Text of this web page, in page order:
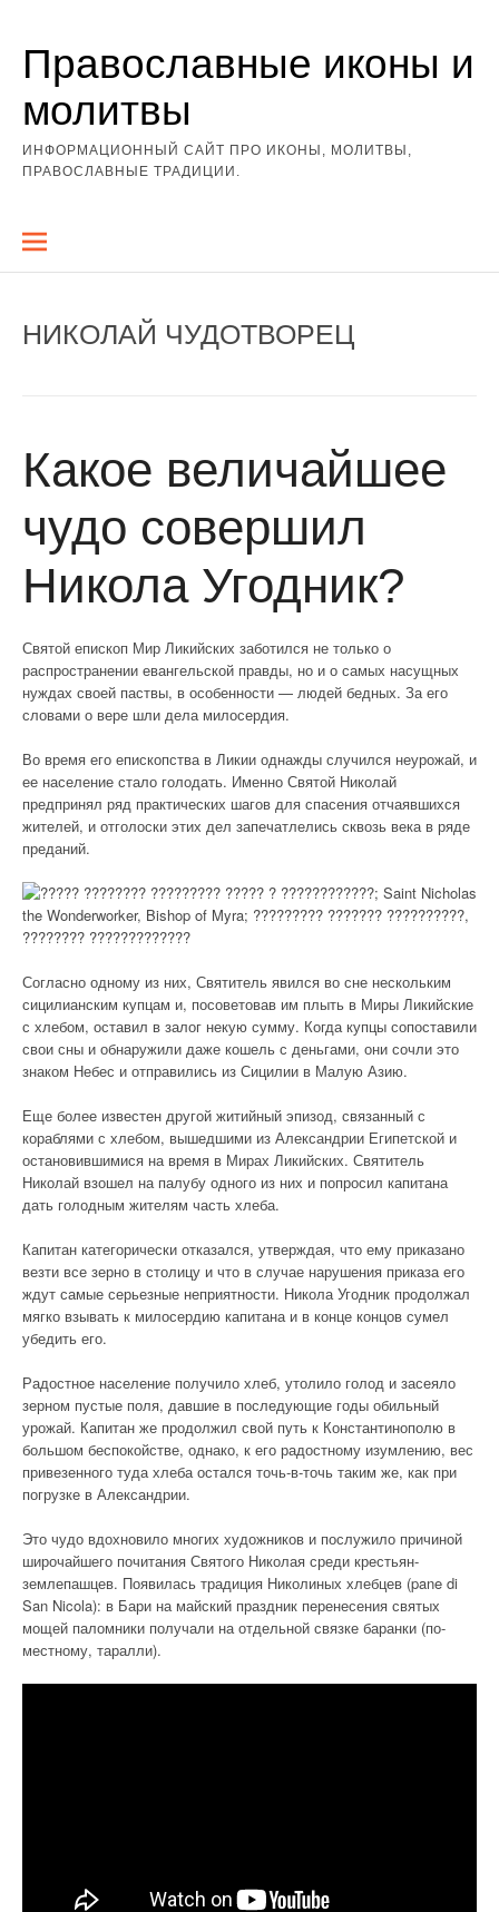
содержимому
Православные иконы и
молитвы
ИНФОРМАЦИОННЫЙ САЙТ ПРО ИКОНЫ, МОЛИТВЫ,
ПРАВОСЛАВНЫЕ ТРАДИЦИИ.
НИКОЛАЙ ЧУДОТВОРЕЦ
Какое величайшее
чудо совершил
Никола Угодник?
Святой епископ Мир Ликийских заботился не только о
распространении евангельской правды, но и о самых насущных
нуждах своей паствы, в особенности — людей бедных. За его
словами о вере шли дела милосердия.
Во время его епископства в Ликии однажды случился неурожай, и
ее население стало голодать. Именно Святой Николай
предпринял ряд практических шагов для спасения отчаявшихся
жителей, и отголоски этих дел запечатлелись сквозь века в ряде
преданий.
Согласно одному из них, Святитель явился во сне нескольким
сицилианским купцам и, посоветовав им плыть в Миры Ликийские
с хлебом, оставил в залог некую сумму. Когда купцы сопоставили
свои сны и обнаружили даже кошель с деньгами, они сочли это
знаком Небес и отправились из Сицилии в Малую Азию.
Еще более известен другой житийный эпизод, связанный с
кораблями с хлебом, вышедшими из Александрии Египетской и
остановившимися на время в Мирах Ликийских. Святитель
Николай взошел на палубу одного из них и попросил капитана
дать голодным жителям часть хлеба.
Капитан категорически отказался, утверждая, что ему приказано
везти все зерно в столицу и что в случае нарушения приказа его
ждут самые серьезные неприятности. Никола Угодник продолжал
мягко взывать к милосердию капитана и в конце концов сумел
убедить его.
Радостное население получило хлеб, утолило голод и засеяло
зерном пустые поля, давшие в последующие годы обильный
урожай. Капитан же продолжил свой путь к Константинополю в
большом беспокойстве, однако, к его радостному изумлению, вес
привезенного туда хлеба остался точь-в-точь таким же, как при
погрузке в Александрии.
Это чудо вдохновило многих художников и послужило причиной
широчайшего почитания Святого Николая среди крестьян-
землепашцев. Появилась традиция Николиных хлебцев (pane di
San Nicola): в Бари на майский праздник перенесения святых
мощей паломники получали на отдельной связке баранки (по-
местному, таралли).